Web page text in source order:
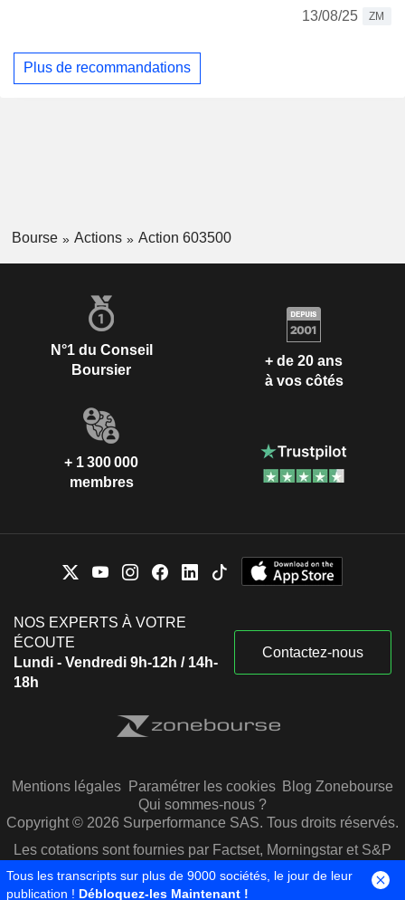
13/08/25
ZM
Plus de recommandations
Bourse Actions Action 603500
N°1 du Conseil
Boursier
+ de 20 ans
à vos côtés
+ 1 300 000
membres
NOS EXPERTS À VOTRE
ÉCOUTE
Lundi - Vendredi 9h-12h / 14h-
18h
Contactez-nous
Mentions légales Paramétrer les cookies Blog Zonebourse
Qui sommes-nous ?
Copyright © 2026 Surperformance SAS. Tous droits réservés.
Les cotations sont fournies par Factset, Morningstar et S&P
Capital IQ
Tous les transcripts sur plus de 9000 sociétés, le jour de leur
publication ! Débloquez-les Maintenant !